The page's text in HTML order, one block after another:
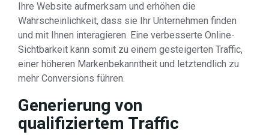
Ihre Website aufmerksam und erhöhen die
Wahrscheinlichkeit, dass sie Ihr Unternehmen finden
und mit Ihnen interagieren. Eine verbesserte Online-
Sichtbarkeit kann somit zu einem gesteigerten Traffic,
einer höheren Markenbekanntheit und letztendlich zu
mehr Conversions führen.
Generierung von
qualifiziertem Traffic